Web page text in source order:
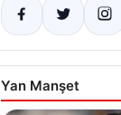
Yan Manşet